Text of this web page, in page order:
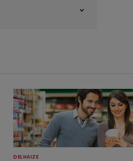
DELHAIZE